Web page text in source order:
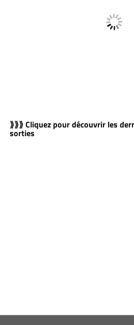
⟫⟫⟫ Cliquez pour découvrir les
sorties